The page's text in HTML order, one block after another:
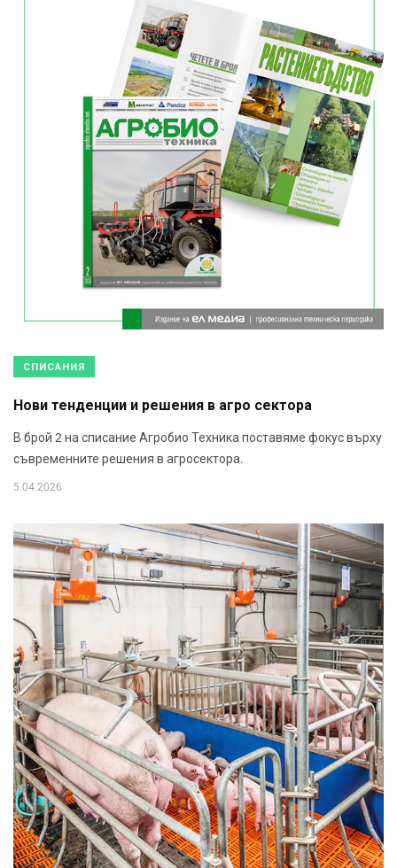
СПИСАНИЯ
Нови тенденции и решения в агро сектора
В брой 2 на списание Агробио Техника поставяме фокус върху
съвременните решения в агросектора.
5.04.2026